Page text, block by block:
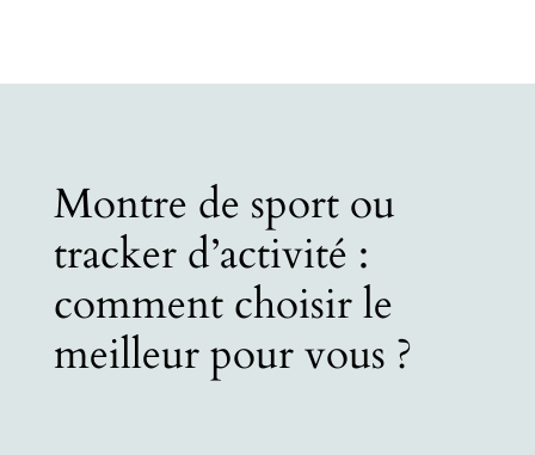
Montre de sport ou
tracker d’activité :
comment choisir le
meilleur pour vous ?